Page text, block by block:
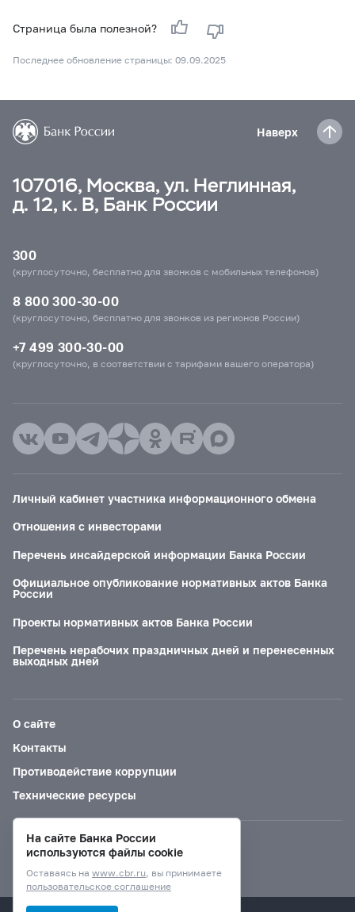
Страница была полезной?
Последнее обновление страницы: 09.09.2025
Наверх
107016, Москва, ул. Неглинная,
д. 12, к. В, Банк России
300
(круглосуточно, бесплатно для звонков с мобильных телефонов)
8 800 300-30-00
(круглосуточно, бесплатно для звонков из регионов России)
+7 499 300-30-00
(круглосуточно, в соответствии с тарифами вашего оператора)
Личный кабинет участника информационного обмена
Отношения с инвесторами
Перечень инсайдерской информации Банка России
Официальное опубликование нормативных актов Банка
России
Проекты нормативных актов Банка России
Перечень нерабочих праздничных дней и перенесенных
выходных дней
О сайте
Контакты
Противодействие коррупции
Технические ресурсы
Версия для слабовидящих
На сайте Банка России
используются файлы cookie
Оставаясь на www.cbr.ru, вы принимаете
пользовательское соглашение